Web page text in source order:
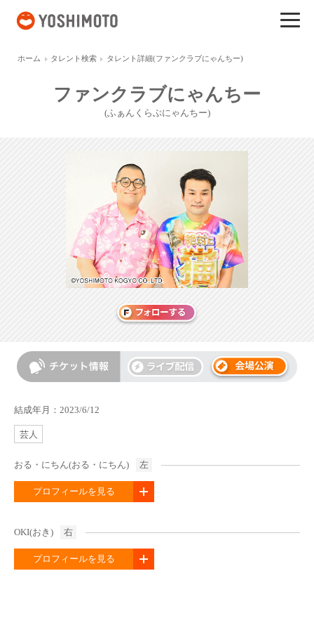
ホーム タレント検索 タレント詳細(ファンクラブにゃんちー)
ファンクラブにゃんちー
(ふぁんくらぶにゃんちー)
結成年月：2023/6/12
芸人
おる・にちん(おる・にちん) 左
プロフィールを見る
OKI(おき) 右
プロフィールを見る